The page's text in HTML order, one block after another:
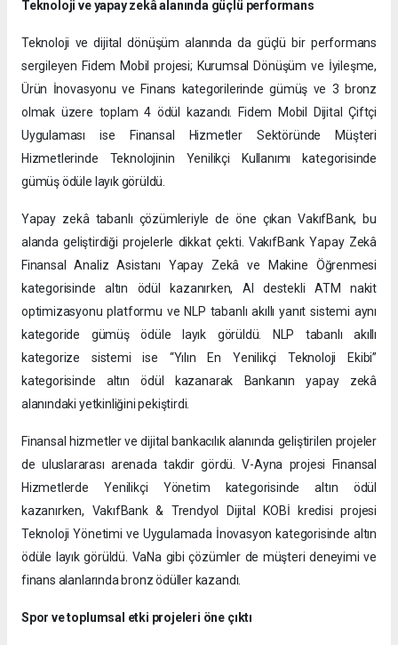
Teknoloji ve yapay zekâ alanında güçlü performans
Teknoloji ve dijital dönüşüm alanında da güçlü bir performans
sergileyen Fidem Mobil projesi; Kurumsal Dönüşüm ve İyileşme,
Ürün İnovasyonu ve Finans kategorilerinde gümüş ve 3 bronz
olmak üzere toplam 4 ödül kazandı. Fidem Mobil Dijital Çiftçi
Uygulaması ise Finansal Hizmetler Sektöründe Müşteri
Hizmetlerinde Teknolojinin Yenilikçi Kullanımı kategorisinde
gümüş ödüle layık görüldü.
Yapay zekâ tabanlı çözümleriyle de öne çıkan VakıfBank, bu
alanda geliştirdiği projelerle dikkat çekti. VakıfBank Yapay Zekâ
Finansal Analiz Asistanı Yapay Zekâ ve Makine Öğrenmesi
kategorisinde altın ödül kazanırken, AI destekli ATM nakit
optimizasyonu platformu ve NLP tabanlı akıllı yanıt sistemi aynı
kategoride gümüş ödüle layık görüldü. NLP tabanlı akıllı
kategorize sistemi ise “Yılın En Yenilikçi Teknoloji Ekibi”
kategorisinde altın ödül kazanarak Bankanın yapay zekâ
alanındaki yetkinliğini pekiştirdi.
Finansal hizmetler ve dijital bankacılık alanında geliştirilen projeler
de uluslararası arenada takdir gördü. V-Ayna projesi Finansal
Hizmetlerde Yenilikçi Yönetim kategorisinde altın ödül
kazanırken, VakıfBank & Trendyol Dijital KOBİ kredisi projesi
Teknoloji Yönetimi ve Uygulamada İnovasyon kategorisinde altın
ödüle layık görüldü. VaNa gibi çözümler de müşteri deneyimi ve
finans alanlarında bronz ödüller kazandı.
Spor ve toplumsal etki projeleri öne çıktı